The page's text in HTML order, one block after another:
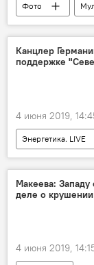
Фото
Вильнюс
Канцлер
поддержке
4 июня 2019,
Энергетика. LIVE
Ангела Меркель
"Северный поток –
Строительство
Макеева: Западу
деле о крушении
4 июня 2019,